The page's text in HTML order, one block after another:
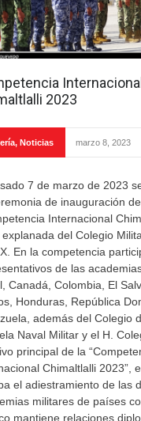
Internacional
2023
, Noticias marzo 8, 2023
7 de marzo de 2023
de inauguración
Internacional
del Colegio
En la competencia
de las
Canadá, Colombia, El
Honduras, República
además del Colegio
Naval Militar y el H.
principal de la
Chimaltlalli 2023”,
el adiestramiento de las
militares de países
mantiene relaciones